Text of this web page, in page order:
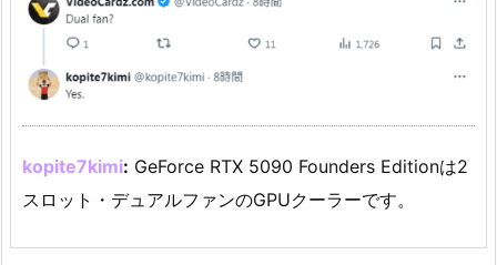
kopite7kimi: GeForce RTX 5090 Founders Editionは2
スロット・デュアルファンのGPUクーラーです。